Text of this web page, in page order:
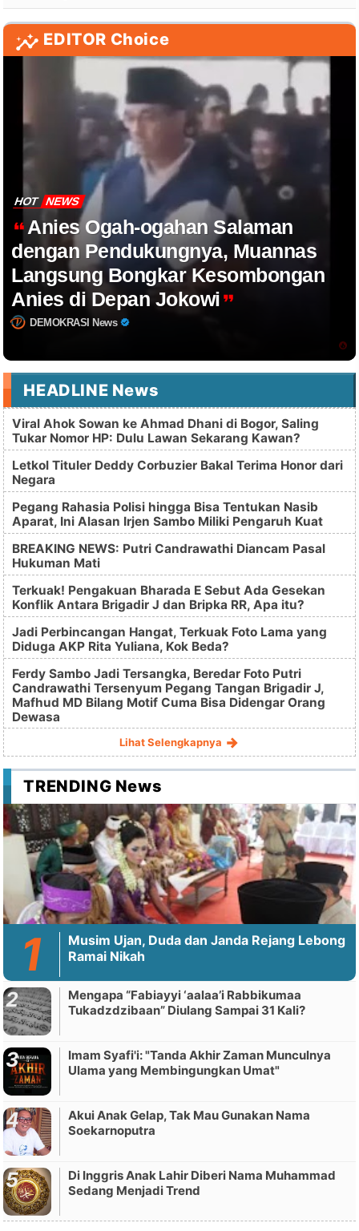
EDITOR Choice
HOT NEWS
Anies Ogah-ogahan Salaman
dengan Pendukungnya, Muannas
Langsung Bongkar Kesombongan
Anies di Depan Jokowi
DEMOKRASI News
HEADLINE News
Viral Ahok Sowan ke Ahmad Dhani di Bogor, Saling
Tukar Nomor HP: Dulu Lawan Sekarang Kawan?
Letkol Tituler Deddy Corbuzier Bakal Terima Honor dari
Negara
Pegang Rahasia Polisi hingga Bisa Tentukan Nasib
Aparat, Ini Alasan Irjen Sambo Miliki Pengaruh Kuat
BREAKING NEWS: Putri Candrawathi Diancam Pasal
Hukuman Mati
Terkuak! Pengakuan Bharada E Sebut Ada Gesekan
Konflik Antara Brigadir J dan Bripka RR, Apa itu?
Jadi Perbincangan Hangat, Terkuak Foto Lama yang
Diduga AKP Rita Yuliana, Kok Beda?
Ferdy Sambo Jadi Tersangka, Beredar Foto Putri
Candrawathi Tersenyum Pegang Tangan Brigadir J,
Mafhud MD Bilang Motif Cuma Bisa Didengar Orang
Dewasa
Lihat Selengkapnya
TRENDING News
Musim Ujan, Duda dan Janda Rejang Lebong
Ramai Nikah
Mengapa “Fabiayyi ‘aalaa’i Rabbikumaa
Tukadzdzibaan” Diulang Sampai 31 Kali?
Imam Syafi'i: "Tanda Akhir Zaman Munculnya
Ulama yang Membingungkan Umat"
Akui Anak Gelap, Tak Mau Gunakan Nama
Soekarnoputra
Di Inggris Anak Lahir Diberi Nama Muhammad
Sedang Menjadi Trend